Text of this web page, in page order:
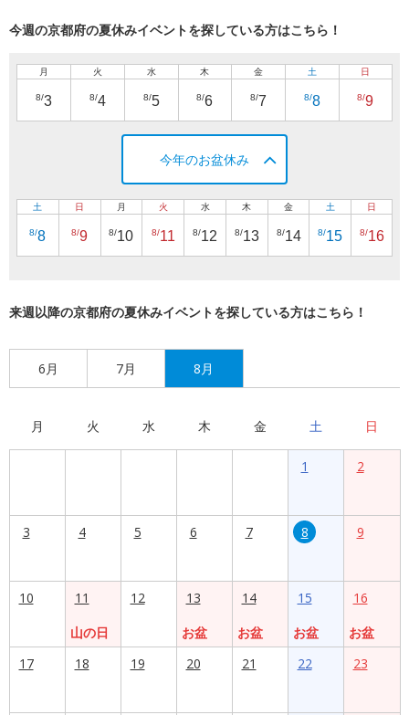
今週の京都府の夏休みイベントを探している方はこちら！
月
8/3
火
8/4
水
8/5
木
8/6
金
8/7
土
8/8
日
8/9
今年のお盆休み
土
8/8
日
8/9
月
8/10
火
8/11
水
8/12
木
8/13
金
8/14
土
8/15
日
8/16
来週以降の京都府の夏休みイベントを探している方はこちら！
6月 7月 8月
月 火 水 木 金 土 日
1 2
3 4 5 6 7 8 9
10
11
山の日
12
13
お盆
14
お盆
15
お盆
16
お盆
17
18 19 20 21 22 23